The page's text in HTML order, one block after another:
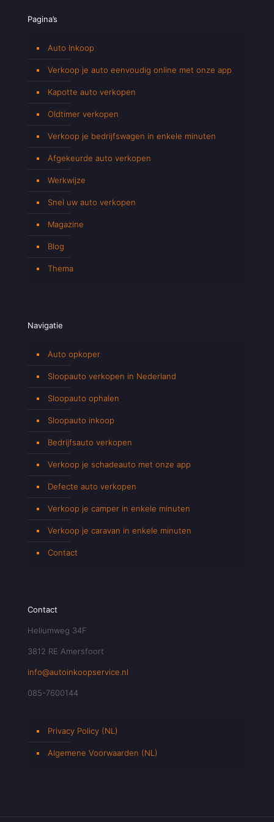
Pagina’s
Auto Inkoop
Verkoop je auto eenvoudig online met onze app
Kapotte auto verkopen
Oldtimer verkopen
Verkoop je bedrijfswagen in enkele minuten
Afgekeurde auto verkopen
Werkwijze
Snel uw auto verkopen
Magazine
Blog
Thema
Navigatie
Auto opkoper
Sloopauto verkopen in Nederland
Sloopauto ophalen
Sloopauto inkoop
Bedrijfsauto verkopen
Verkoop je schadeauto met onze app
Defecte auto verkopen
Verkoop je camper in enkele minuten
Verkoop je caravan in enkele minuten
Contact
Contact
Heliumweg 34F
3812 RE Amersfoort
info@autoinkoopservice.nl
085-7600144
Privacy Policy (NL)
Algemene Voorwaarden (NL)